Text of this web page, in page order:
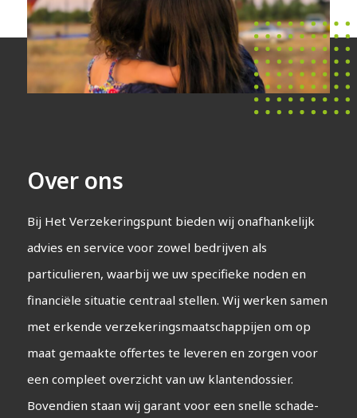
Over ons
Bij Het Verzekeringspunt bieden wij onafhankelijk
advies en service voor zowel bedrijven als
particulieren, waarbij we uw specifieke noden en
financiële situatie centraal stellen. Wij werken samen
met erkende verzekeringsmaatschappijen om op
maat gemaakte offertes te leveren en zorgen voor
een compleet overzicht van uw klantendossier.
Bovendien staan wij garant voor een snelle schade-